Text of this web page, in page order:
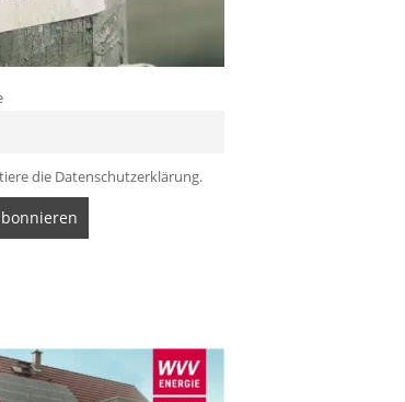
die Datenschutzerklärung.